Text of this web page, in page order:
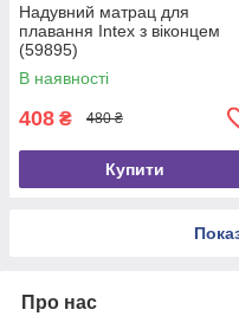
Надувний матрац для
плавання Intex з віконцем
(59895)
В наявності
408 ₴ 480 ₴
Купити
Про нас